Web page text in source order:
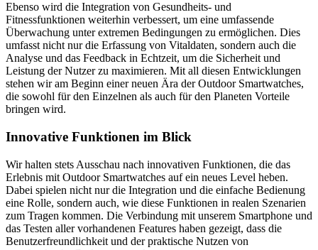
Ebenso wird die Integration von Gesundheits- und
Fitnessfunktionen weiterhin verbessert, um eine umfassende
Überwachung unter extremen Bedingungen zu ermöglichen. Dies
umfasst nicht nur die Erfassung von Vitaldaten, sondern auch die
Analyse und das Feedback in Echtzeit, um die Sicherheit und
Leistung der Nutzer zu maximieren. Mit all diesen Entwicklungen
stehen wir am Beginn einer neuen Ära der Outdoor Smartwatches,
die sowohl für den Einzelnen als auch für den Planeten Vorteile
bringen wird.
Innovative Funktionen im Blick
Wir halten stets Ausschau nach innovativen Funktionen, die das
Erlebnis mit Outdoor Smartwatches auf ein neues Level heben.
Dabei spielen nicht nur die Integration und die einfache Bedienung
eine Rolle, sondern auch, wie diese Funktionen in realen Szenarien
zum Tragen kommen. Die Verbindung mit unserem Smartphone und
das Testen aller vorhandenen Features haben gezeigt, dass die
Benutzerfreundlichkeit und der praktische Nutzen von